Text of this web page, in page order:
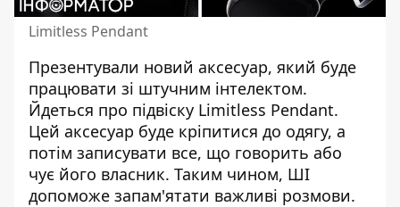
Limitless Pendant
Презентували новий аксесуар, який буде
працювати зі штучним інтелектом.
Йдеться про підвіску Limitless Pendant.
Цей аксесуар буде кріпитися до одягу, а
потім записувати все, що говорить або
чує його власник. Таким чином, ШІ
допоможе запам'ятати важливі розмови.